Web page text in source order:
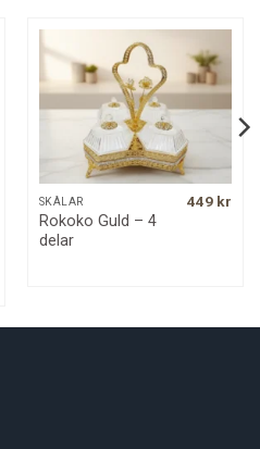
Current
SKÅLAR
Rokoko Guld – 4
delar
449 kr